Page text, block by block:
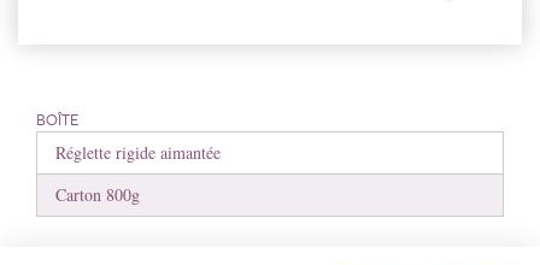
BOÎTE
Réglette rigide aimantée
Carton 800g